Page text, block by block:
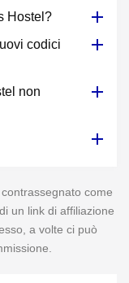
Hostel?
codici
non
come
un link di affiliazione
a volte ci può